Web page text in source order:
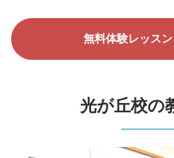
無料体験レッス
光が丘校の